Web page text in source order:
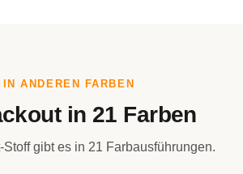
IN ANDEREN FARBEN
in 21 Farben
gibt es in 21 Farbausführungen.